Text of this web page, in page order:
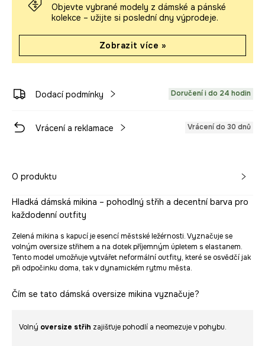
Objevte vybrané modely z dámské a pánské
kolekce – užijte si poslední dny výprodeje.
Zobrazit více »
Dodací podmínky Doručení i do 24 hodin
Vrácení a reklamace Vrácení do 30 dnů
O produktu
Hladká dámská mikina – pohodlný střih a decentní barva pro
každodenní outfity
Zelená mikina s kapucí je esencí městské ležérnosti. Vyznačuje se
volným oversize střihem a na dotek příjemným úpletem s elastanem.
Tento model umožňuje vytvářet neformální outfity, které se osvědčí jak
při odpočinku doma, tak v dynamickém rytmu města.
Čím se tato dámská oversize mikina vyznačuje?
Volný oversize střih zajišťuje pohodlí a neomezuje v pohybu.